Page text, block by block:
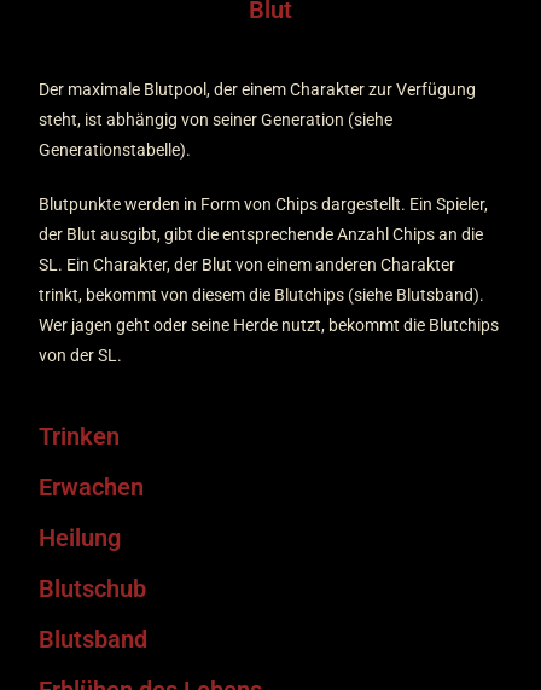
Blut
Der maximale Blutpool, der einem Charakter zur Verfügung
steht, ist abhängig von seiner Generation (siehe
Generationstabelle).
Blutpunkte werden in Form von Chips dargestellt. Ein Spieler,
der Blut ausgibt, gibt die entsprechende Anzahl Chips an die
SL. Ein Charakter, der Blut von einem anderen Charakter
trinkt, bekommt von diesem die Blutchips (siehe Blutsband).
Wer jagen geht oder seine Herde nutzt, bekommt die Blutchips
von der SL.
Trinken
Erwachen
Heilung
Blutschub
Blutsband